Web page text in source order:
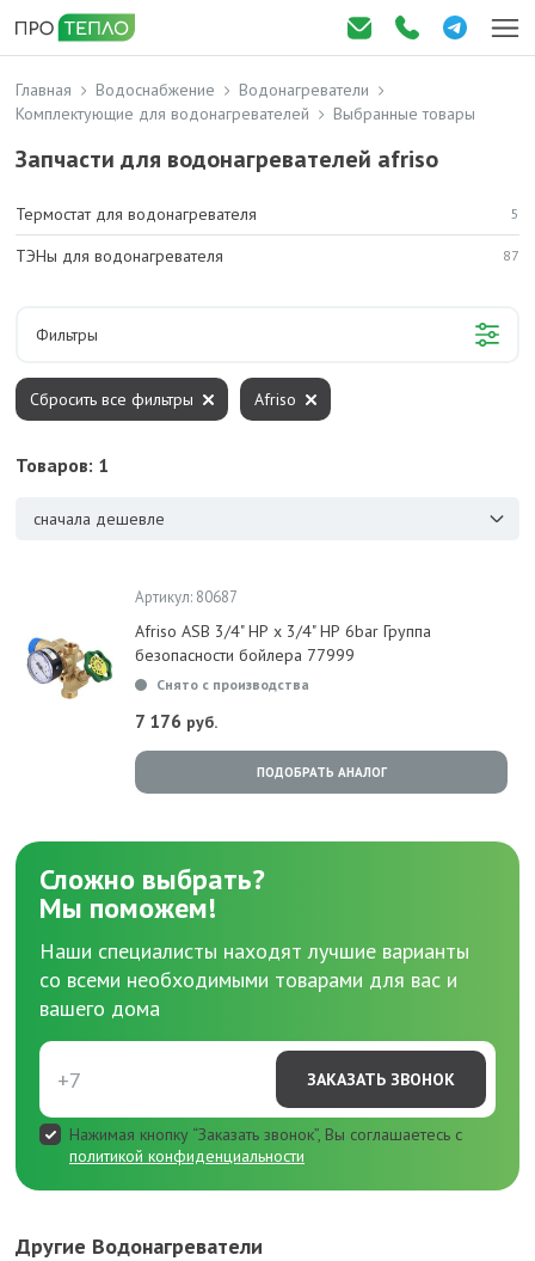
Главная Водоснабжение
Водонагреватели
Комплектующие для водонагревателей
Выбранные товары
Запчасти для водонагревателей afriso
Термостат для водонагревателя 5
ТЭНы для водонагревателя 87
Фильтры
Товаров: 1
сначала дешевле
Сбросить все фильтры Afriso
Артикул: 80687
Afriso ASB 3/4" НР х 3/4" НР 6bar Группа
безопасности бойлера 77999
Снято с производства
7 176 руб.
ПОДОБРАТЬ АНАЛОГ
Сложно выбрать?
Мы поможем!
Наши специалисты находят лучшие варианты
со всеми необходимыми товарами для вас и
вашего дома
ЗАКАЗАТЬ ЗВОНОК
Нажимая кнопку “Заказать звонок”, Вы соглашаетесь с
политикой конфиденциальности
Другие Водонагреватели